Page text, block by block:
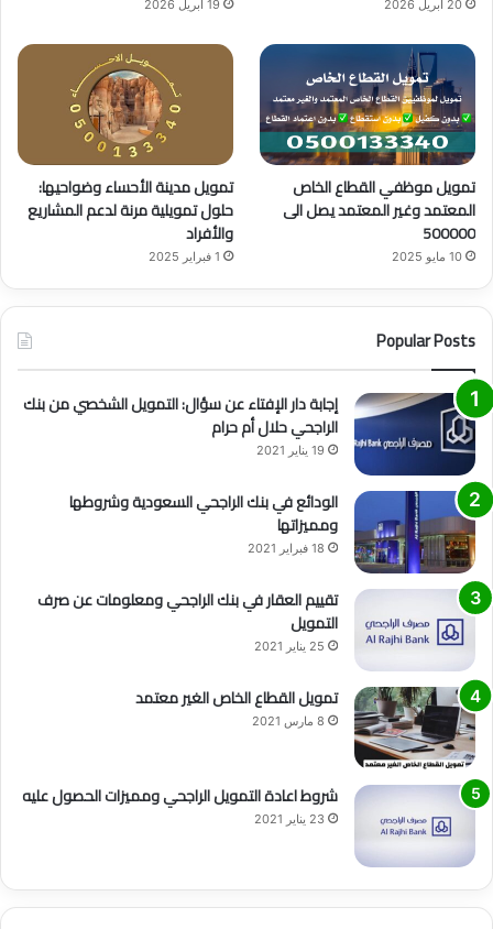
20 أبريل 2026 19 أبريل 2026
تمويل موظفي القطاع الخاص
المعتمد وغير المعتمد يصل الى
500000
10 مايو 2025
تمويل مدينة الأحساء وضواحيها:
حلول تمويلية مرنة لدعم المشاريع
والأفراد
1 فبراير 2025
Popular Posts
إجابة دار الإفتاء عن سؤال: التمويل الشخصي من بنك
الراجحي حلال أم حرام
19 يناير 2021
الودائع في بنك الراجحي السعودية وشروطها
ومميزاتها
18 فبراير 2021
تقييم العقار في بنك الراجحي ومعلومات عن صرف
التمويل
25 يناير 2021
تمويل القطاع الخاص الغير معتمد
8 مارس 2021
شروط اعادة التمويل الراجحي ومميزات الحصول عليه
23 يناير 2021